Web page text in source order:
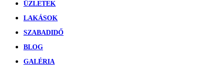
ÜZLETEK
LAKÁSOK
SZABADIDŐ
BLOG
GALÉRIA